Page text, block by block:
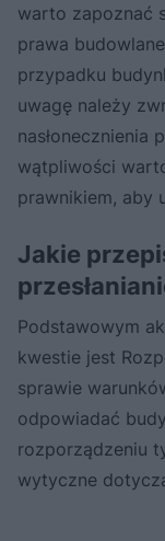
warto zapoznać
prawa
przypadku
uwagę należy
nasłonecznienia
wątpliwości
prawnikiem, aby
Jakie
Podstawowym
kwestie jest
sprawie
odpowiadać
rozporządzeniu
wytyczne